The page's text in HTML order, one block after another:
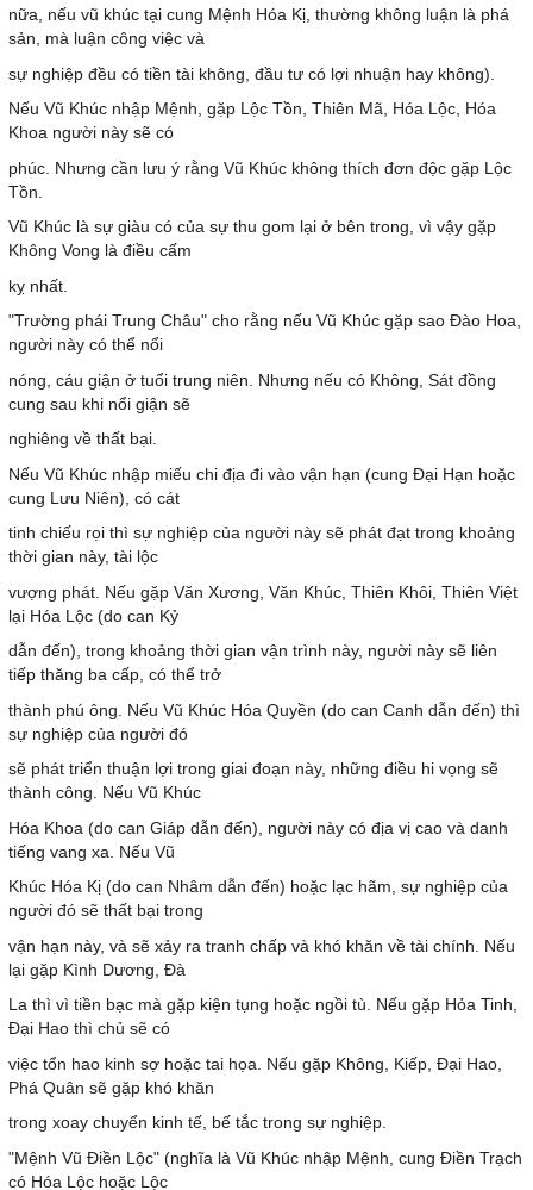
nữa, nếu vũ khúc tại cung Mệnh Hóa Kị, thường không luận là phá
sản, mà luận công việc và
sự nghiệp đều có tiền tài không, đầu tư có lợi nhuận hay không).
Nếu Vũ Khúc nhập Mệnh, gặp Lộc Tồn, Thiên Mã, Hóa Lộc, Hóa
Khoa người này sẽ có
phúc. Nhưng cần lưu ý rằng Vũ Khúc không thích đơn độc gặp Lộc
Tồn.
Vũ Khúc là sự giàu có của sự thu gom lại ở bên trong, vì vậy gặp
Không Vong là điều cấm
kỵ nhất.
"Trường phái Trung Châu" cho rằng nếu Vũ Khúc gặp sao Đào Hoa,
người này có thể nổi
nóng, cáu giận ở tuổi trung niên. Nhưng nếu có Không, Sát đồng
cung sau khi nổi giận sẽ
nghiêng về thất bại.
Nếu Vũ Khúc nhập miếu chi địa đi vào vận hạn (cung Đại Hạn hoặc
cung Lưu Niên), có cát
tinh chiếu rọi thì sự nghiệp của người này sẽ phát đạt trong khoảng
thời gian này, tài lộc
vượng phát. Nếu gặp Văn Xương, Văn Khúc, Thiên Khôi, Thiên Việt
lại Hóa Lộc (do can Kỷ
dẫn đến), trong khoảng thời gian vận trình này, người này sẽ liên
tiếp thăng ba cấp, có thể trở
thành phú ông. Nếu Vũ Khúc Hóa Quyền (do can Canh dẫn đến) thì
sự nghiệp của người đó
sẽ phát triển thuận lợi trong giai đoạn này, những điều hi vọng sẽ
thành công. Nếu Vũ Khúc
Hóa Khoa (do can Giáp dẫn đến), người này có địa vị cao và danh
tiếng vang xa. Nếu Vũ
Khúc Hóa Kị (do can Nhâm dẫn đến) hoặc lạc hãm, sự nghiệp của
người đó sẽ thất bại trong
vận hạn này, và sẽ xảy ra tranh chấp và khó khăn về tài chính. Nếu
lại gặp Kình Dương, Đà
La thì vì tiền bạc mà gặp kiện tụng hoặc ngồi tù. Nếu gặp Hỏa Tinh,
Đại Hao thì chủ sẽ có
việc tổn hao kinh sợ hoặc tai họa. Nếu gặp Không, Kiếp, Đại Hao,
Phá Quân sẽ gặp khó khăn
trong xoay chuyển kinh tế, bế tắc trong sự nghiệp.
"Mệnh Vũ Điền Lộc" (nghĩa là Vũ Khúc nhập Mệnh, cung Điền Trạch
có Hóa Lộc hoặc Lộc